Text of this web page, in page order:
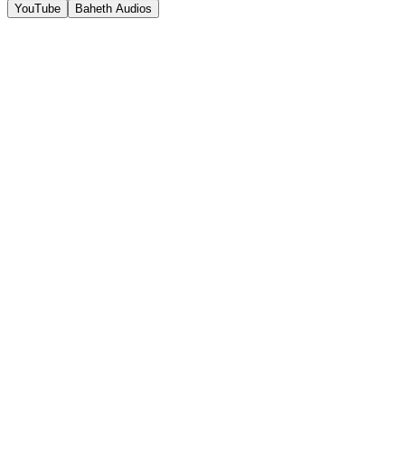
YouTube Baheth Audios